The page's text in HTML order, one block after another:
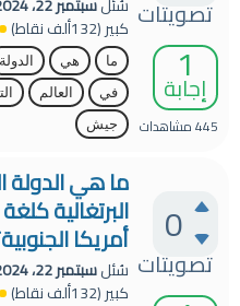
تصويتات
1
إجابة
445مشاهدات
كبير(132ألف نقاط)
ما هي الدولة
في
العالم
جيش
0
تصويتات
ما هي الدولة
البرتغالية
أمريكا
سُئلسبتمبر 22، 2024
كبير(132ألف نقاط)